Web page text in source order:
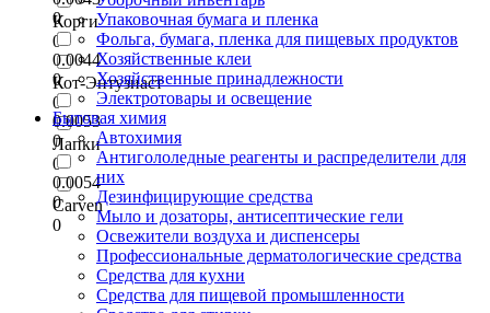
Корги
0
Кот-Энтузиаст
0
Лапки
0
Сarven
0
0
0.0044
0
0.0053
0
0.0054
0
Упаковочная бумага и пленка
Фольга, бумага, пленка для пищевых продуктов
Хозяйственные клеи
Хозяйственные принадлежности
Электротовары и освещение
Бытовая химия
Автохимия
Антигололедные реагенты и распределители для
них
Дезинфицирующие средства
Мыло и дозаторы, антисептические гели
Освежители воздуха и диспенсеры
Профессиональные дерматологические средства
Средства для кухни
Средства для пищевой промышленности